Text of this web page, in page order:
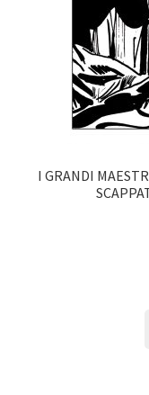
I GRANDI